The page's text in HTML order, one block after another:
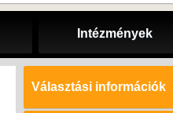
Intézmények
Választási információk